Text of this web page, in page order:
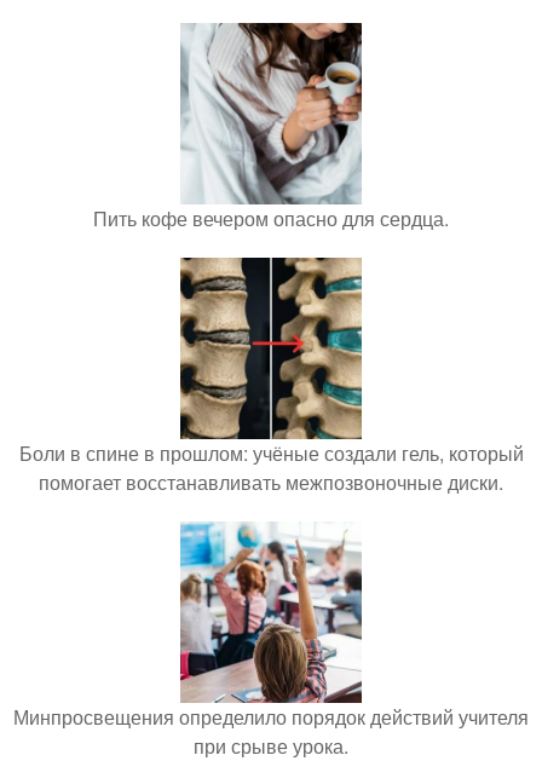
Пить кофе вечером опасно для сердца.
Боли в спине в прошлом: учёные создали гель, который
помогает восстанавливать межпозвоночные диски.
Минпросвещения определило порядок действий учителя
при срыве урока.